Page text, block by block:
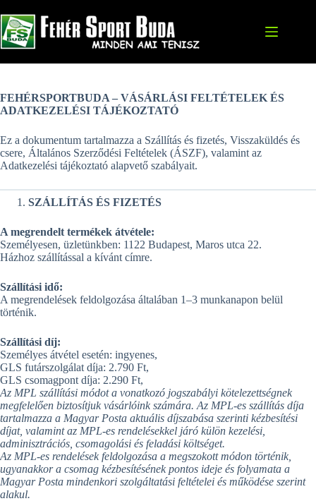
to
content
FEHÉRSPORTBUDA – VÁSÁRLÁSI FELTÉTELEK ÉS
ADATKEZELÉSI TÁJÉKOZTATÓ
Ez a dokumentum tartalmazza a Szállítás és fizetés, Visszaküldés és
csere, Általános Szerződési Feltételek (ÁSZF), valamint az
Adatkezelési tájékoztató alapvető szabályait.
SZÁLLÍTÁS ÉS FIZETÉS
A megrendelt termékek átvétele:
Személyesen, üzletünkben: 1122 Budapest, Maros utca 22.
Házhoz szállítással a kívánt címre.
Szállítási idő:
A megrendelések feldolgozása általában 1–3 munkanapon belül
történik.
Szállítási díj:
Személyes átvétel esetén: ingyenes,
GLS futárszolgálat díja: 2.790 Ft,
GLS csomagpont díja: 2.290 Ft,
Az MPL szállítási módot a vonatkozó jogszabályi kötelezettségnek
megfelelően biztosítjuk vásárlóink számára. Az MPL-es szállítás díja
tartalmazza a Magyar Posta aktuális díjszabása szerinti kézbesítési
díjat, valamint az MPL-es rendelésekkel járó külön kezelési,
adminisztrációs, csomagolási és feladási költséget.
Az MPL-es rendelések feldolgozása a megszokott módon történik,
ugyanakkor a csomag kézbesítésének pontos ideje és folyamata a
Magyar Posta mindenkori szolgáltatási feltételei és működése szerint
alakul.